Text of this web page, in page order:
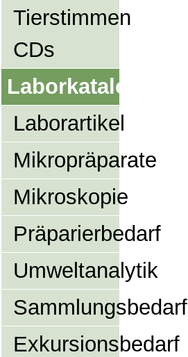
Tierstimmen
CDs
Laborkatalog
Laborartikel
Mikropräparate
Mikroskopie
Präparierbedarf
Umweltanalytik
Sammlungsbedarf
Exkursionsbedarf